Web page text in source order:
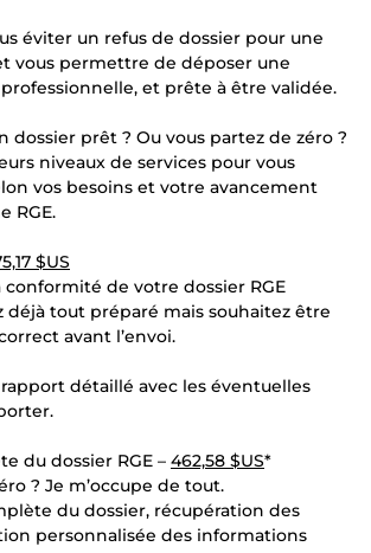
éviter un refus de dossier pour une
vous permettre de déposer une
et prête à être validée.
dossier prêt ? Ou vous partez de zéro ?
niveaux de services pour vous
vos besoins et votre avancement
RGE.
$US
de votre dossier RGE
déjà tout préparé mais souhaitez être
avant l’envoi.
détaillé avec les éventuelles
du dossier RGE – 462,58 $US*
? Je m’occupe de tout.
du dossier, récupération des
personnalisée des informations